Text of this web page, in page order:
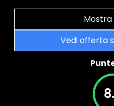
Mostra
Vedi offerta